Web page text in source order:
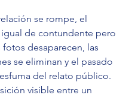
se rompe, el
de contundente pero
fotos desaparecen, las
se eliminan y el pasado
del relato público.
visible entre un